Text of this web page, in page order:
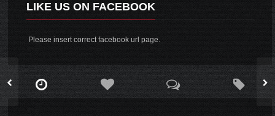
LIKE US ON FACEBOOK
Please insert correct facebook url page.